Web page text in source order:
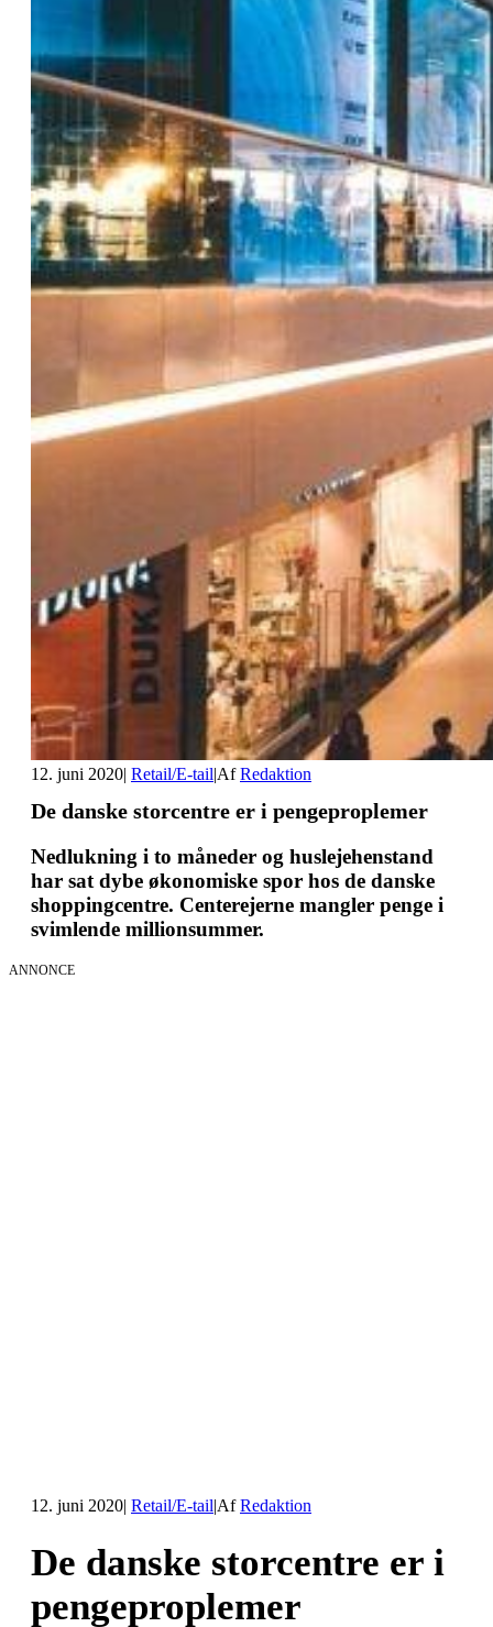
12. juni 2020| Retail/E-tail|AfRedaktion
De danske storcentre er i pengeproplemer
Nedlukning i to måneder og huslejehenstand
har sat dybe økonomiske spor hos de danske
shoppingcentre. Centerejerne mangler penge i
svimlende millionsummer.
ANNONCE
12. juni 2020| Retail/E-tail|AfRedaktion
De danske storcentre er i
pengeproplemer